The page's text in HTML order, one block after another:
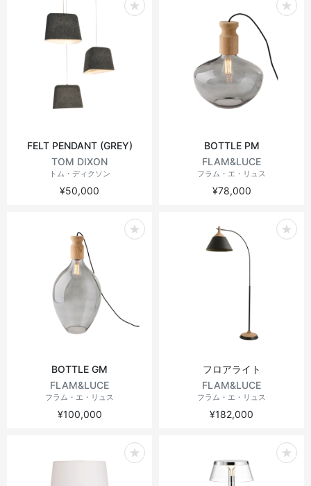
FELT PENDANT (GREY)
TOM DIXON
トム・ディクソン
¥50,000
BOTTLE PM
FLAM&LUCE
フラム・エ・リュス
¥78,000
BOTTLE GM
FLAM&LUCE
フラム・エ・リュス
¥100,000
フロアライト
FLAM&LUCE
フラム・エ・リュス
¥182,000